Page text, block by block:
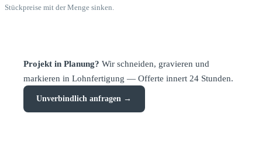
Stückpreise mit der Menge sinken.
Projekt in Planung? Wir schneiden, gravieren und
markieren in Lohnfertigung — Offerte innert 24 Stunden.
Unverbindlich anfragen →